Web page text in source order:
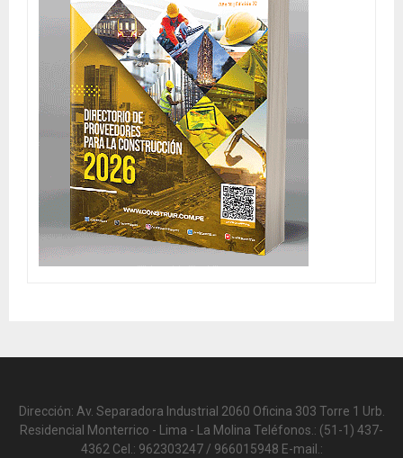
Dirección: Av. Separadora Industrial 2060 Oficina 303 Torre 1 Urb.
Residencial Monterrico - Lima - La Molina Teléfonos.: (51-1) 437-
4362 Cel.: 962303247 / 966015948 E-mail.: